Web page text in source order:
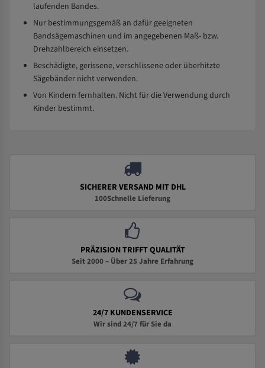
laufenden Bandes.
Nur bestimmungsgemäß an dafür geeigneten
Bandsägemaschinen und im angegebenen Maß- bzw.
Drehzahlbereich einsetzen.
Beschädigte, gerissene, verschlissene oder überhitzte
Sägebänder nicht verwenden.
Von Kindern fernhalten. Nicht für die Verwendung durch
Kinder bestimmt.
SICHERER VERSAND MIT DHL
100Schnelle Lieferung
PRÄZISION TRIFFT QUALITÄT
Seit 2000 – Über 25 Jahre Erfahrung
24/7 KUNDENSERVICE
Wir sind 24/7 für Sie da